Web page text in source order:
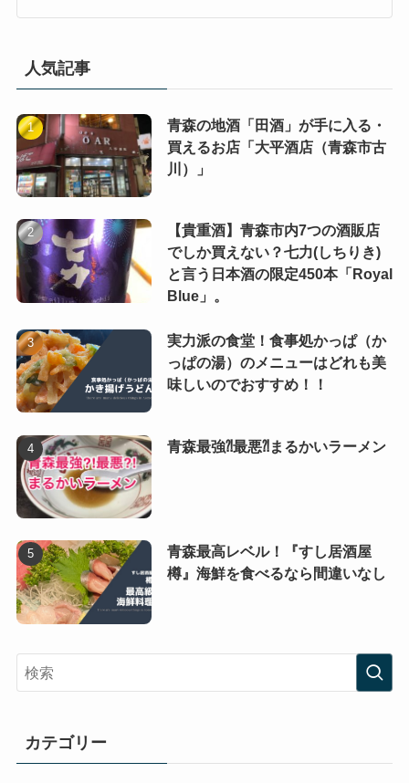
人気記事
青森の地酒「田酒」が手に入る・
買えるお店「大平酒店（青森市古
川）」
【貴重酒】青森市内7つの酒販店
でしか買えない？七力(しちりき)
と言う日本酒の限定450本「Royal
Blue」。
実力派の食堂！食事処かっぱ（か
っぱの湯）のメニューはどれも美
味しいのでおすすめ！！
青森最強⁈最悪⁈まるかいラーメン
青森最高レベル！『すし居酒屋
樽』海鮮を食べるなら間違いなし
カテゴリー